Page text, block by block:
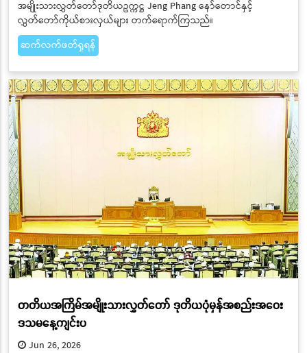
အမျိုးသားလွှတ်တော်ဒုတိယဥက္ကဋ္ဌ Jeng Phang နော်တောင်နှင့်
လွှတ်တော်ကိုယ်စားလှယ်များ တက်ရောက်ကြသည်။
ဆက်လက်ဖတ်ရှုရန်
တတိယအကြိမ်အမျိုးသားလွှတ်တော် ဒုတိယပုံမှန်အစည်းအဝေး
ဒသမနေ့ကျင်းပ
Jun 26, 2026